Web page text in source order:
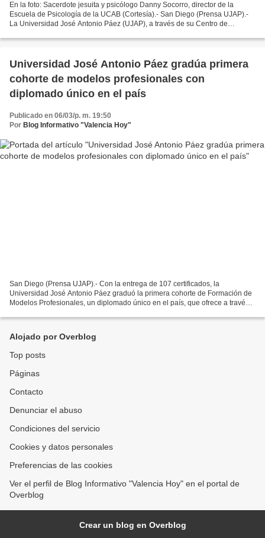
En la foto: Sacerdote jesuita y psicólogo Danny Socorro, director de la
Escuela de Psicología de la UCAB (Cortesía).- San Diego (Prensa UJAP).-
La Universidad José Antonio Páez (UJAP), a través de su Centro de
Universidad José Antonio Páez gradúa primera
cohorte de modelos profesionales con
diplomado único en el país
Publicado en 06/03/p. m. 19:50
Por Blog Informativo "Valencia Hoy"
San Diego (Prensa UJAP).- Con la entrega de 107 certificados, la
Universidad José Antonio Páez graduó la primera cohorte de Formación de
Modelos Profesionales, un diplomado único en el país, que ofrece a través
Alojado por Overblog
Top posts
Páginas
Contacto
Denunciar el abuso
Condiciones del servicio
Cookies y datos personales
Preferencias de las cookies
Ver el perfil de Blog Informativo "Valencia Hoy" en el portal de
Overblog
Crear un blog en Overblog